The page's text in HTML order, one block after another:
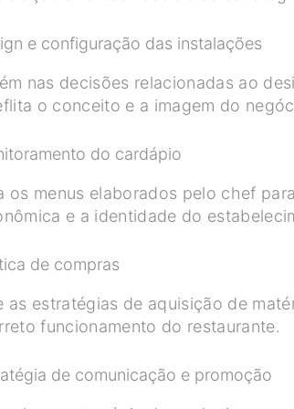
e configuração das instalações
nas decisões relacionadas ao
o conceito e a imagem do
do cardápio
os menus elaborados pelo chef
e a identidade do
de compras
as estratégias de aquisição de
funcionamento do restaurante.
de comunicação e promoção